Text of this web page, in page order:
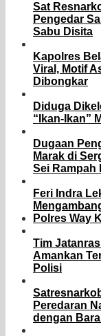
Sat
Pengedar
Sabu Disita
Kapolres
Viral, Motif
Dibongkar
Diduga
“Ikan-Ikan”
Dugaan
Marak di
Sei Rampah
Feri Indra
Polres Way
Tim
Amankan
Polisi
Peredaran
dengan